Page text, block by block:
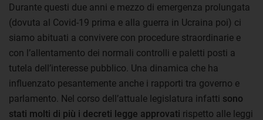
Durante questi due anni e mezzo di emergenza prolungata
(dovuta al Covid-19 prima e alla guerra in Ucraina poi) ci
siamo abituati a convivere con procedure straordinarie e
con l’allentamento dei normali controlli e paletti posti a
tutela dell’interesse pubblico. Una dinamica che ha
influenzato pesantemente anche i rapporti tra governo e
parlamento. Nel corso dell’attuale legislatura infatti sono
stati molti di più i decreti legge approvati rispetto alle leggi